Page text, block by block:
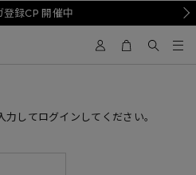
登録CP 開催中
してログインしてください。